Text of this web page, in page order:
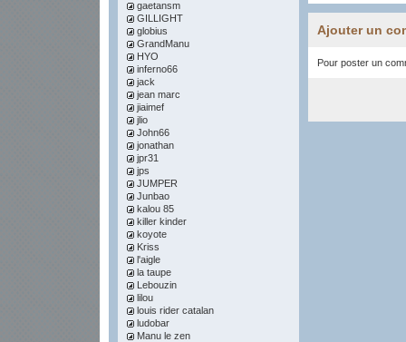
gaetansm
GILLIGHT
globius
GrandManu
HYO
inferno66
jack
jean marc
jiaimef
jlio
John66
jonathan
jpr31
jps
JUMPER
Junbao
kalou 85
killer kinder
koyote
Kriss
l'aigle
la taupe
Lebouzin
lilou
louis rider catalan
ludobar
Manu le zen
Ajouter un
Pour poster un